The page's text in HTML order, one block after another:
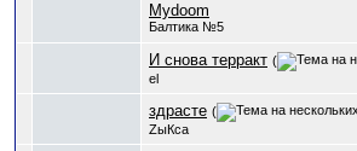
Mydoom
Балтика №5
И снова терракт (
el
здрасте (
ZыКса